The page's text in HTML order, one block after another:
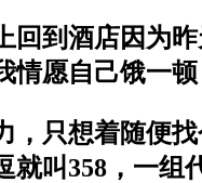
到酒店因为
愿自己饿一顿
只想着随便
叫358，一组